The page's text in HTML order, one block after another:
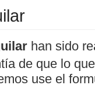
han sido
de que lo
use el